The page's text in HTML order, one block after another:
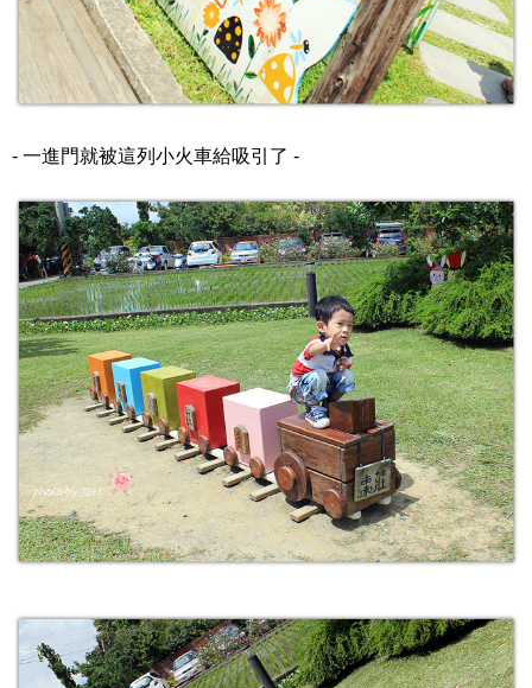
- 一進門就被這列小火車給吸引了 -